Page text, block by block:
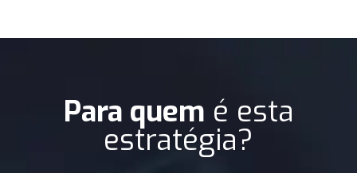
Para quem é esta
estratégia?